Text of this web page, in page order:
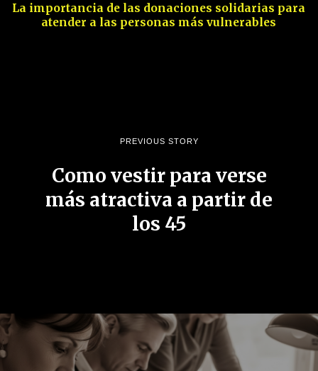
La importancia de las donaciones solidarias para
atender a las personas más vulnerables
PREVIOUS STORY
Como vestir para verse
más atractiva a partir de
los 45